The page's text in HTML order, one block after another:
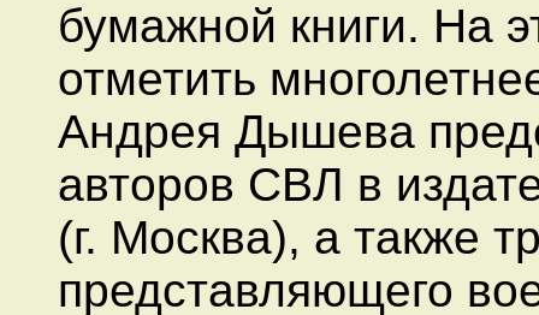
бумажной книги. На
отметить
Андрея Дышева
авторов СВЛ в
(г. Москва), а также
представляющего